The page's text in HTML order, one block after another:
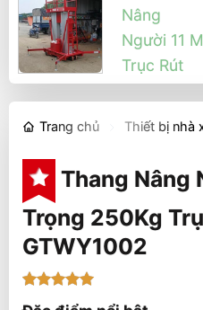
Trang chủ Thiết bị nhà
Thang Nâng
Trọng 250Kg
GTWY1002